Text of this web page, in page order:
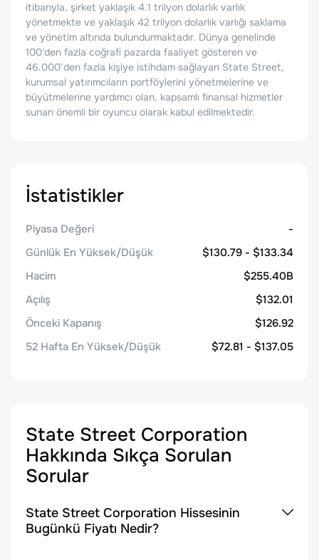
itibarıyla, şirket yaklaşık 4.1 trilyon dolarlık varlık
yönetmekte ve yaklaşık 42 trilyon dolarlık varlığı saklama
ve yönetim altında bulundurmaktadır. Dünya genelinde
100'den fazla coğrafi pazarda faaliyet gösteren ve
46.000’den fazla kişiye istihdam sağlayan State Street,
kurumsal yatırımcıların portföylerini yönetmelerine ve
büyütmelerine yardımcı olan, kapsamlı finansal hizmetler
sunan önemli bir oyuncu olarak kabul edilmektedir.
İstatistikler
Piyasa Değeri
-
Günlük En Yüksek/Düşük
$130.79 - $133.34
Hacim
$255.40B
Açılış
$132.01
Önceki Kapanış
$126.92
52 Hafta En Yüksek/Düşük
$72.81 - $137.05
State Street Corporation
Hakkında Sıkça Sorulan
Sorular
State Street Corporation Hissesinin
Bugünkü Fiyatı Nedir?